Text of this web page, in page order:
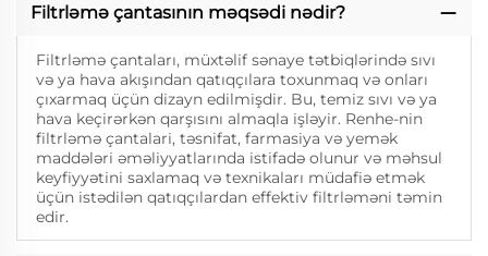
Filtrləmə çantasının məqsədi nədir?
Filtrləmə çantaları, müxtəlif sənaye tətbiqlərində sıvı
və ya hava akışından qatıqçılara toxunmaq və onları
çıxarmaq üçün dizayn edilmişdir. Bu, temiz sıvı və ya
hava keçirərkən qarşısını almaqla işləyir. Renhe-nin
filtrləmə çantalari, təsnifat, farmasiya və yemək
maddələri əməliyyatlarında istifadə olunur və məhsul
keyfiyyətini saxlamaq və texnikaları müdafiə etmək
üçün istədilən qatıqçılardan effektiv filtrləməni təmin
edir.